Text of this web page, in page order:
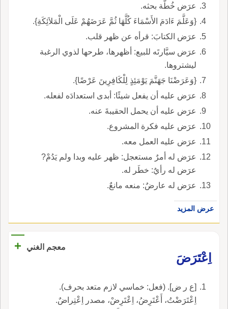
عرَض خُطَّة بحثه.
{وَعَلَّمَ ءَادَمَ الأَسْمَاءَ كُلَّهَا ثُمَّ عَرَضَهُمْ عَلَى الْمَلاَئِكَةِ}.
عرَض الكتابَ: قرأه عن ظهر قلب.
عرَض سيَّارتَه للبيع: أظهرها، طرحها لذوي الرغبة
ليشتروها.
{وَعَرَضْنَا جَهَنَّمَ يَوْمَئِذٍ لِلْكَافِرِينَ عَرْضًا}.
عرَض عليه أن يفعل شيئًا: أبدى استعدادَه لفعله.
عرَض عليه أن يحمل الحقيبةَ عنه.
عرَض عليه فكرة المشروع.
عرَض عليه العمل معه.
عرَض له أمرٌ مستعجل: ظهر عليه وبدا ولم يَدُمْ?
عرَض له رأيٌ: خطَر له.
عرَض له عارضٌ: منعه مانعٌ.
عرض المزيد
معجم الغني
+
اِعْتَرَضَ
[ع ر ض]. (فعل: خماسي لازم متعد بحرف).
اِعْتَرَضْتُ، أَعْتَرِضُ، اِعْتَرِضْ، مصدر اِعْتِراضٌ.